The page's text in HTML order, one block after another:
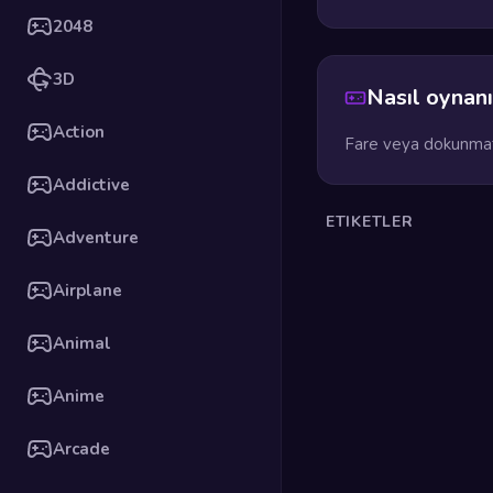
2048
3D
Action
Addictive
Adventure
Airplane
Animal
Anime
Arcade
Nasıl
Fare veya
ETIKETLER